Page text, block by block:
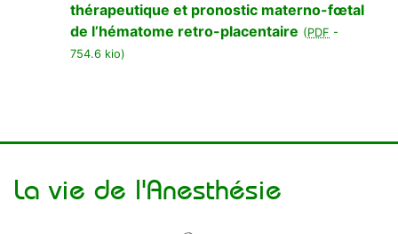
thérapeutique et pronostic materno-fœtal
de l’hématome retro-placentaire (PDF -
754.6 kio)
La vie de l'Anesthésie